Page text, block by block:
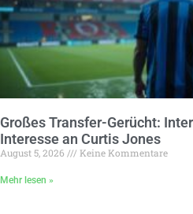
Großes Transfer-Gerücht:
Interesse an Curtis Jones
August 5, 2026 Keine Kommentare
Mehr lesen »